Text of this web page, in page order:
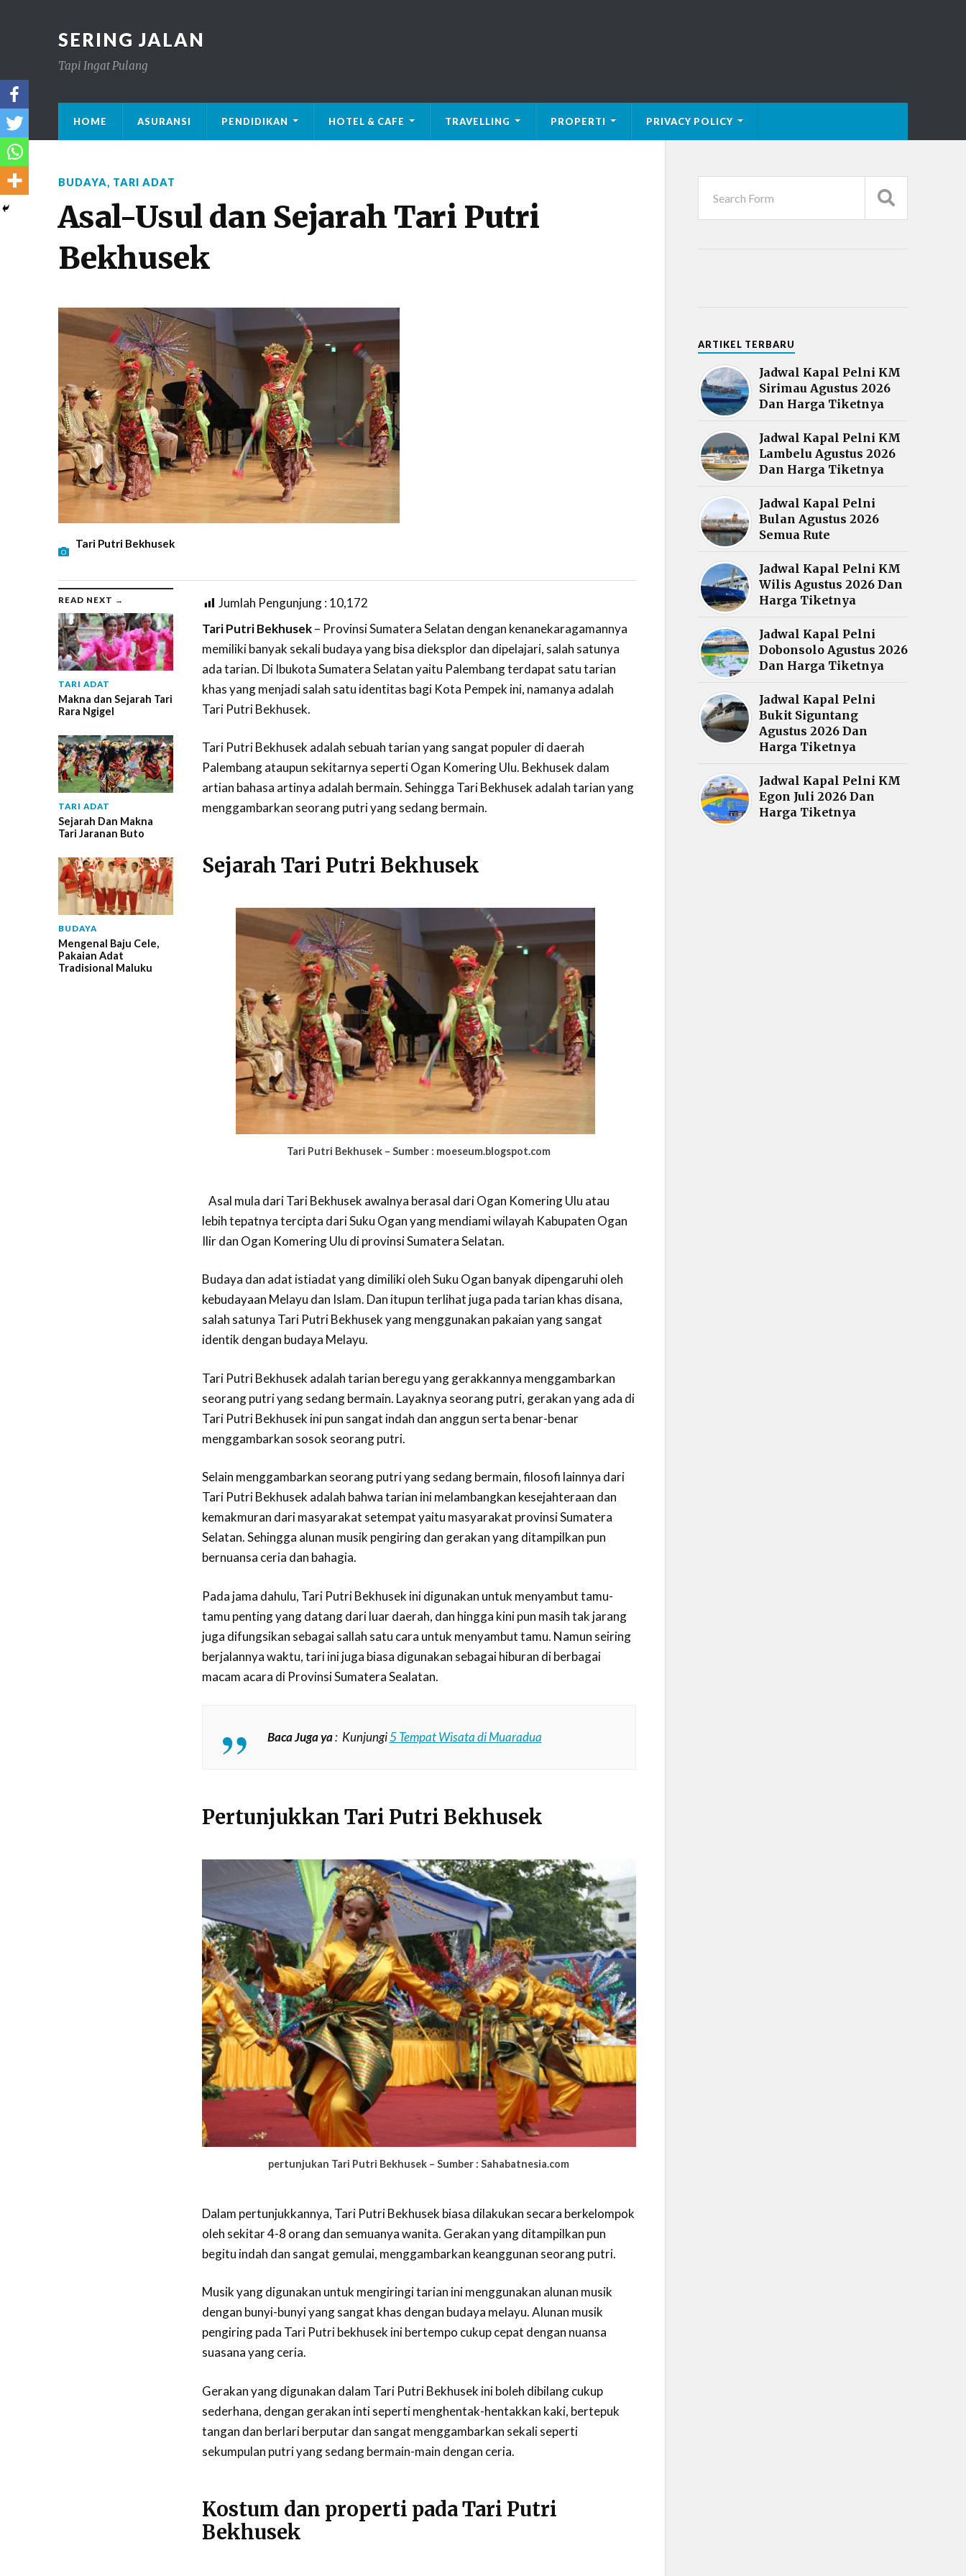
SERING JALAN
Tapi Ingat Pulang
HOME ASURANSI PENDIDIKAN HOTEL & CAFE TRAVELLING PROPERTI PRIVACY POLICY
BUDAYA, TARI ADAT
Asal-Usul dan Sejarah Tari Putri
Bekhusek
Tari Putri Bekhusek
READ NEXT →
TARI ADAT
Makna dan Sejarah Tari
Rara Ngigel
TARI ADAT
Sejarah Dan Makna
Tari Jaranan Buto
BUDAYA
Mengenal Baju Cele,
Pakaian Adat
Tradisional Maluku
Jumlah Pengunjung :10,172
Tari Putri Bekhusek– Provinsi Sumatera Selatan dengan kenanekaragamannya
memiliki banyak sekali budaya yang bisa dieksplor dan dipelajari, salah satunya
ada tarian. Di Ibukota Sumatera Selatan yaitu Palembang terdapat satu tarian
khas yang menjadi salah satu identitas bagi Kota Pempek ini, namanya adalah
Tari Putri Bekhusek.
Tari Putri Bekhusek adalah sebuah tarian yang sangat populer di daerah
Palembang ataupun sekitarnya seperti Ogan Komering Ulu. Bekhusek dalam
artian bahasa artinya adalah bermain. Sehingga Tari Bekhusek adalah tarian yang
menggambarkan seorang putri yang sedang bermain.
Sejarah Tari Putri Bekhusek
Tari Putri Bekhusek – Sumber : moeseum.blogspot.com
Asal mula dari Tari Bekhusek awalnya berasal dari Ogan Komering Ulu atau
lebih tepatnya tercipta dari Suku Ogan yang mendiami wilayah Kabupaten Ogan
Ilir dan Ogan Komering Ulu di provinsi Sumatera Selatan.
Budaya dan adat istiadat yang dimiliki oleh Suku Ogan banyak dipengaruhi oleh
kebudayaan Melayu dan Islam. Dan itupun terlihat juga pada tarian khas disana,
salah satunya Tari Putri Bekhusek yang menggunakan pakaian yang sangat
identik dengan budaya Melayu.
Tari Putri Bekhusek adalah tarian beregu yang gerakkannya menggambarkan
seorang putri yang sedang bermain. Layaknya seorang putri, gerakan yang ada di
Tari Putri Bekhusek ini pun sangat indah dan anggun serta benar-benar
menggambarkan sosok seorang putri.
Selain menggambarkan seorang putri yang sedang bermain, filosofi lainnya dari
Tari Putri Bekhusek adalah bahwa tarian ini melambangkan kesejahteraan dan
kemakmuran dari masyarakat setempat yaitu masyarakat provinsi Sumatera
Selatan. Sehingga alunan musik pengiring dan gerakan yang ditampilkan pun
bernuansa ceria dan bahagia.
Pada jama dahulu, Tari Putri Bekhusek ini digunakan untuk menyambut tamu-
tamu penting yang datang dari luar daerah, dan hingga kini pun masih tak jarang
juga difungsikan sebagai sallah satu cara untuk menyambut tamu. Namun seiring
berjalannya waktu, tari ini juga biasa digunakan sebagai hiburan di berbagai
macam acara di Provinsi Sumatera Sealatan.
Baca Juga ya: Kunjungi5 Tempat Wisata di Muaradua
Pertunjukkan Tari Putri Bekhusek
pertunjukan Tari Putri Bekhusek – Sumber : Sahabatnesia.com
Dalam pertunjukkannya, Tari Putri Bekhusek biasa dilakukan secara berkelompok
oleh sekitar 4-8 orang dan semuanya wanita. Gerakan yang ditampilkan pun
begitu indah dan sangat gemulai, menggambarkan keanggunan seorang putri.
Musik yang digunakan untuk mengiringi tarian ini menggunakan alunan musik
dengan bunyi-bunyi yang sangat khas dengan budaya melayu. Alunan musik
pengiring pada Tari Putri bekhusek ini bertempo cukup cepat dengan nuansa
suasana yang ceria.
Gerakan yang digunakan dalam Tari Putri Bekhusek ini boleh dibilang cukup
sederhana, dengan gerakan inti seperti menghentak-hentakkan kaki, bertepuk
tangan dan berlari berputar dan sangat menggambarkan sekali seperti
sekumpulan putri yang sedang bermain-main dengan ceria.
Kostum dan properti pada Tari Putri
Bekhusek
ARTIKEL TERBARU
Jadwal Kapal Pelni KM
Sirimau Agustus 2026
Dan Harga Tiketnya
Jadwal Kapal Pelni KM
Lambelu Agustus 2026
Dan Harga Tiketnya
Jadwal Kapal Pelni
Bulan Agustus 2026
Semua Rute
Jadwal Kapal Pelni KM
Wilis Agustus 2026 Dan
Harga Tiketnya
Jadwal Kapal Pelni
Dobonsolo Agustus 2026
Dan Harga Tiketnya
Jadwal Kapal Pelni
Bukit Siguntang
Agustus 2026 Dan
Harga Tiketnya
Jadwal Kapal Pelni KM
Egon Juli 2026 Dan
Harga Tiketnya